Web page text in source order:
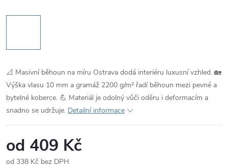
📐 Masivní běhoun na míru Ostrava dodá interiéru luxusní vzhled. 🏡
Výška vlasu 10 mm a gramáž 2200 g/m² řadí běhoun mezi pevné a
bytelné koberce. 💪 Materiál je odolný vůči oděru i deformacím a
snadno se udržuje. Detailní informace
od 409 Kč
od 338 Kč bez DPH